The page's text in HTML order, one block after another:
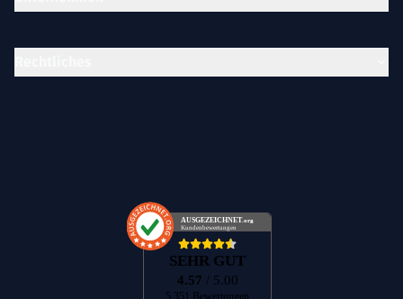
AUSGEZEICHNET.org
Kundenbewertungen
SEHR GUT
4.57 / 5.00